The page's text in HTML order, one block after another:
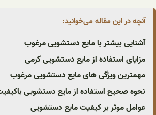
آنچه در این مقاله می‌خوانید:
آشنایی بیشتر با مایع دستشویی مرغوب
مزایای استفاده از مایع دستشویی کرمی
مهمترین ویژگی های مایع دستشویی مرغوب
نحوه صحیح استفاده از مایع دستشویی
عوامل موثر بر کیفیت مایع دستشویی